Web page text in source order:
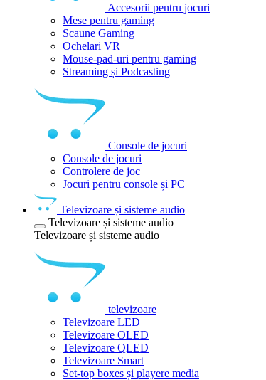
Accesorii pentru jocuri
Mese pentru gaming
Scaune Gaming
Ochelari VR
Mouse-pad-uri pentru gaming
Streaming și Podcasting
Console de jocuri
Console de jocuri
Controlere de joc
Jocuri pentru console și PC
Televizoare și sisteme audio
Televizoare și sisteme audio
Televizoare și sisteme audio
televizoare
Televizoare LED
Televizoare OLED
Televizoare QLED
Televizoare Smart
Set-top boxes și playere media